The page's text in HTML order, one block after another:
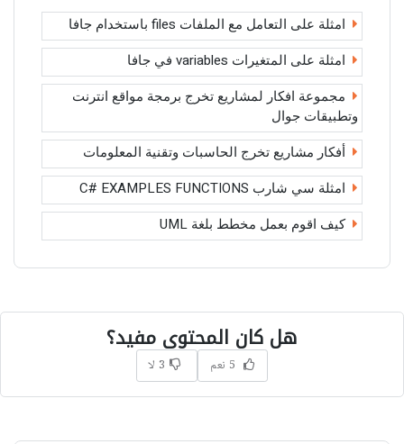
امثلة على التعامل مع الملفات files باستخدام جافا
امثلة على المتغيرات variables في جافا
مجموعة افكار لمشاريع تخرج برمجة مواقع انترنت
وتطبيقات جوال
أفكار مشاريع تخرج الحاسبات وتقنية المعلومات
امثلة سي شارب C# EXAMPLES FUNCTIONS
كيف اقوم بعمل مخطط بلغة UML
هل كان المحتوى مفيد؟
5 نعم 3 لا